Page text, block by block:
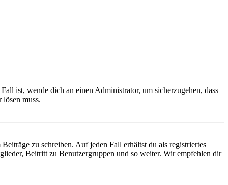
ist, wende dich an einen Administrator, um sicherzugehen, dass
muss.
zu schreiben. Auf jeden Fall erhältst du als registriertes
Beitritt zu Benutzergruppen und so weiter. Wir empfehlen dir